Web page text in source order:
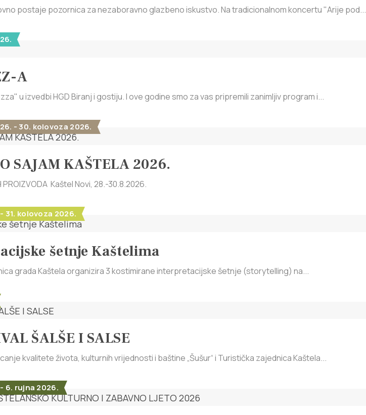
postaje pozornica za nezaboravno glazbeno iskustvo. Na tradicionalnom koncertu "Arije pod...
A
u izvedbi HGD Biranj i gostiju. I ove godine smo za vas pripremili zanimljiv program i...
- 30. kolovoza 2026.
SAJAM KAŠTELA 2026.
PROIZVODA Kaštel Novi, 28.-30.8.2026.
31. kolovoza 2026.
šetnje Kaštelima
grada Kaštela organizira 3 kostimirane interpretacijske šetnje (storytelling) na...
ŠALŠE I SALSE
kvalitete života, kulturnih vrijednosti i baštine „Šušur“ i Turistička zajednica Kaštela...
6. rujna 2026.